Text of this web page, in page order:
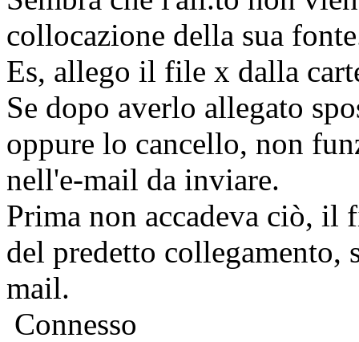
collocazione della sua
Es, allego il file x dalla
Se dopo averlo allegato
oppure lo cancello, non
nell'e-mail da inviare.
Prima non accadeva ciò, il
del predetto
mail.
Connesso